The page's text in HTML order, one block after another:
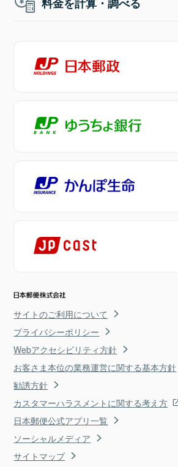
サイトのご利用について
プライバシーポリシー
Webアクセシビリティ方針
お客さま本位の業務運営に関する基本方針
勧誘方針
カスタマーハラスメントに関する考え方
日本郵便公式アプリ一覧
ソーシャルメディア
サイトマップ